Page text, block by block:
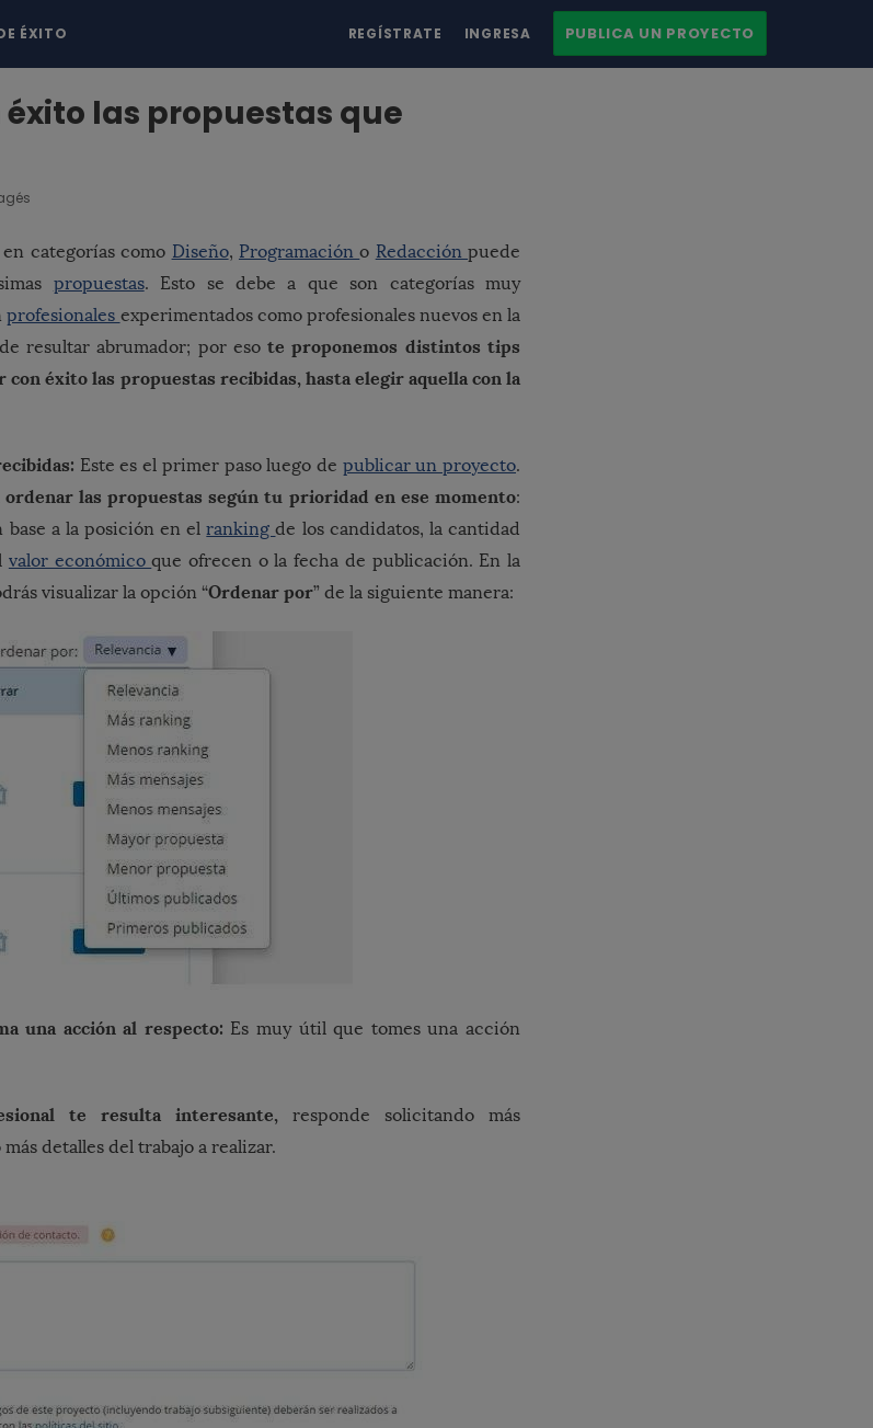
ÉXITO REGÍSTRATE INGRESA PUBLICA UN PROYECTO
las propuestas que
en categorías como Diseño, Programacióno Redacciónpuede
propuestas. Esto se debe a que son categorías muy
profesionales experimentados como profesionales nuevos en la
resultar abrumador; por esote proponemos distintos tips
con éxito las propuestas recibidas, hasta elegir aquella con la
Este es el primer paso luego de publicar un proyecto.
ordenar las propuestas según tu prioridad en ese momento:
base a la posición en elrankingde los candidatos, la cantidad
valor económicoque ofrecen o la fecha de publicación. En la
visualizar la opción “Ordenar por” de la siguiente manera:
una acción al respecto: Es muy útil que tomes una acción
te resulta interesante, responde solicitando más
detalles del trabajo a realizar.